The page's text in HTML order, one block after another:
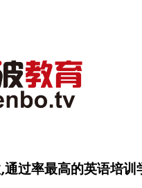
过率最高的英语培训